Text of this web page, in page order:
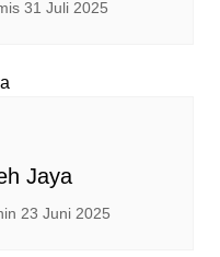
31 Juli 2025
Jaya
23 Juni 2025